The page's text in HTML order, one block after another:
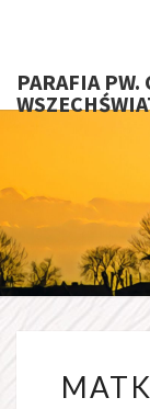
PARAFIA PW.